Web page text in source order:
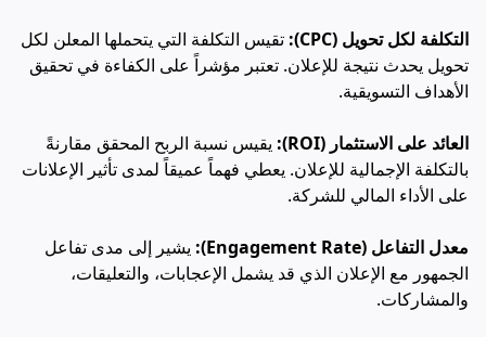
التكلفة لكل تحويل (CPC):
تقيس التكلفة التي يتحملها المعلن لكل
تحويل يحدث نتيجة للإعلان. تعتبر مؤشراً على الكفاءة في تحقيق
الأهداف التسويقية.
العائد على الاستثمار (ROI):
يقيس نسبة الربح المحقق مقارنةً
بالتكلفة الإجمالية للإعلان. يعطي فهماً عميقاً لمدى تأثير الإعلانات
على الأداء المالي للشركة.
معدل التفاعل (Engagement Rate):
يشير إلى مدى تفاعل
الجمهور مع الإعلان الذي قد يشمل الإعجابات، والتعليقات،
والمشاركات.